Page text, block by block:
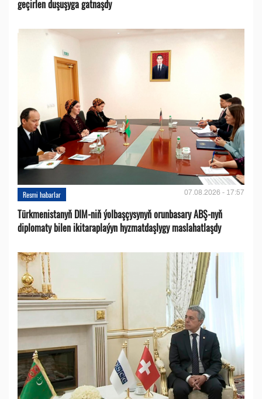
geçirlen duşuşyga gatnaşdy
Resmi habarlar 07.08.2026 - 17:57
Türkmenistanyň DIM-niň ýolbaşçysynyň orunbasary ABŞ-nyň
diplomaty bilen ikitaraplaýyn hyzmatdaşlygy maslahatlaşdy